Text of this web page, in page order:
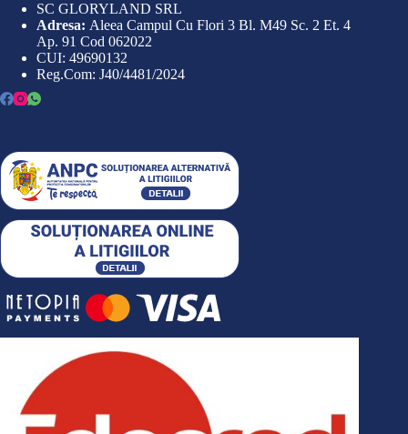
SC GLORYLAND SRL
Adresa: Aleea Campul Cu Flori 3 Bl. M49 Sc. 2 Et. 4
Ap. 91 Cod 062022
CUI: 49690132
Reg.Com: J40/4481/2024